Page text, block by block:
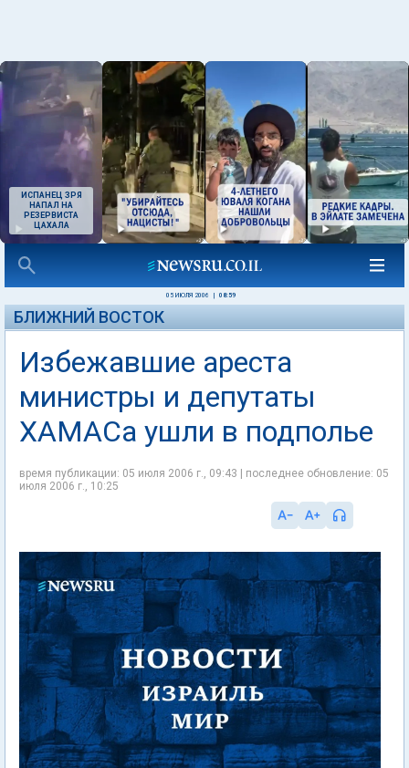
ИСПАНЕЦ ЗРЯ
НАПАЛ НА
РЕЗЕРВИСТА
ЦАХАЛА
05 ИЮЛЯ 2006 08:59
БЛИЖНИЙ ВОСТОК
Избежавшие ареста
министры и депутаты
ХАМАСа ушли в подполье
время публикации: 05 июля 2006 г., 09:43 | последнее обновление: 05
июля 2006 г., 10:25